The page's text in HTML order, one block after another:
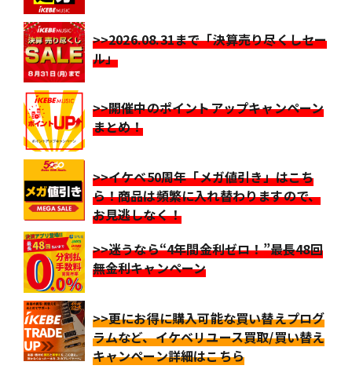
>>2026.08.31まで「決算売り尽くしセー
ル」
>>開催中のポイントアップキャンペーン
まとめ！
>>イケベ50周年「メガ値引き」はこち
ら！商品は頻繁に入れ替わりますので、
お見逃しなく！
>>迷うなら“4年間金利ゼロ！”最長48回
無金利キャンペーン
>>更にお得に購入可能な買い替えプログ
ラムなど、イケベリユース買取/買い替え
キャンペーン詳細はこちら